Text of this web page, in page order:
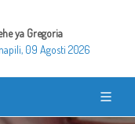
ya Gregoria
09 Agosti 2026